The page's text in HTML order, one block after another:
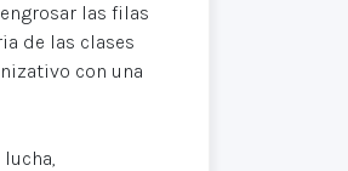
las filas
de las clases
con una